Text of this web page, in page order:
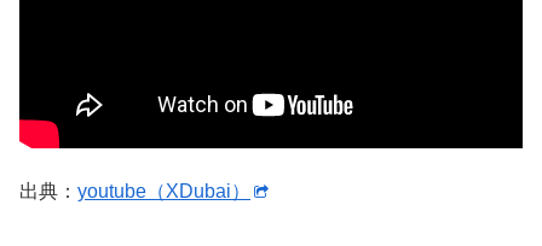
出典： youtube（XDubai）